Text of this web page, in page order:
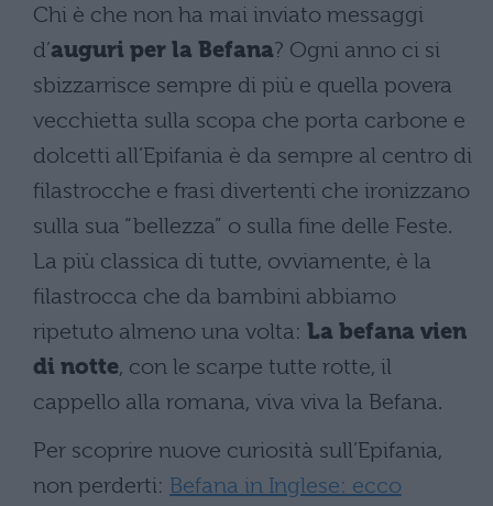
Chi è che non ha mai inviato messaggi
d’auguri per la Befana? Ogni anno ci si
sbizzarrisce sempre di più e quella povera
vecchietta sulla scopa che porta carbone e
dolcetti all’Epifania è da sempre al centro di
filastrocche e frasi divertenti che ironizzano
sulla sua “bellezza” o sulla fine delle Feste.
La più classica di tutte, ovviamente, è la
filastrocca che da bambini abbiamo
ripetuto almeno una volta: La befana vien
di notte, con le scarpe tutte rotte, il
cappello alla romana, viva viva la Befana.
Per scoprire nuove curiosità sull’Epifania,
non perderti: Befana in Inglese: ecco